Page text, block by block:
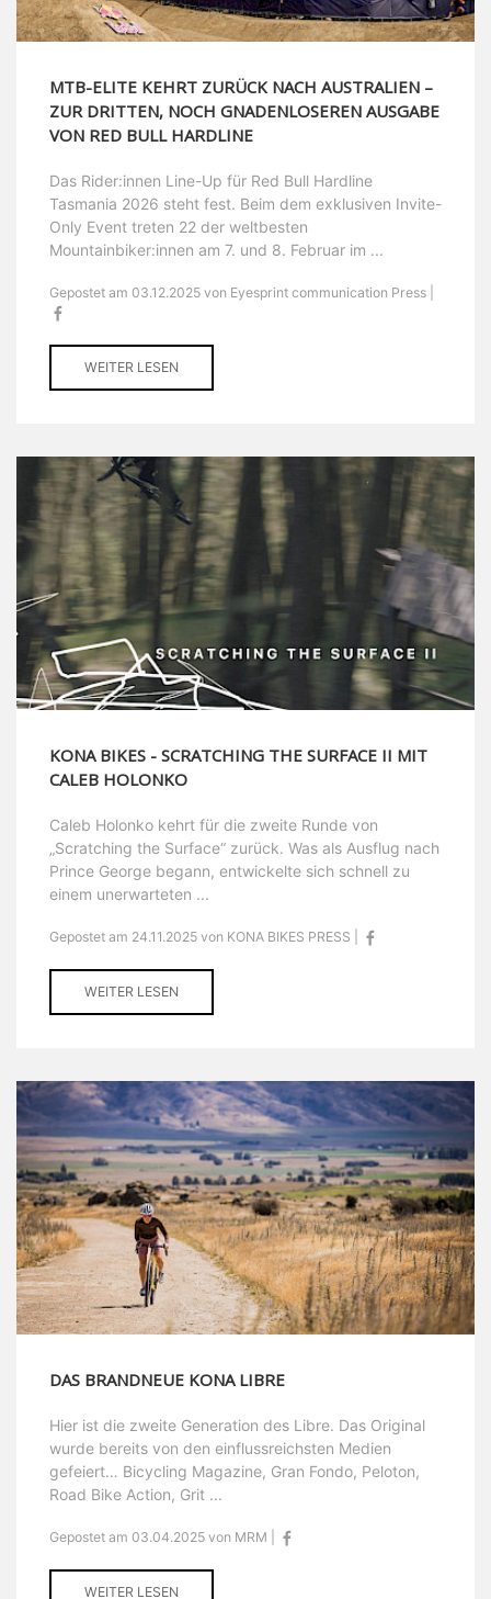
MTB-ELITE KEHRT ZURÜCK NACH AUSTRALIEN –
ZUR DRITTEN, NOCH GNADENLOSEREN AUSGABE
VON RED BULL HARDLINE
Das Rider:innen Line-Up für Red Bull Hardline
Tasmania 2026 steht fest. Beim dem exklusiven Invite-
Only Event treten 22 der weltbesten
Mountainbiker:innen am 7. und 8. Februar im ...
Gepostet am 03.12.2025 von Eyesprint communication Press |
WEITER LESEN
KONA BIKES - SCRATCHING THE SURFACE II MIT
CALEB HOLONKO
Caleb Holonko kehrt für die zweite Runde von
„Scratching the Surface“ zurück. Was als Ausflug nach
Prince George begann, entwickelte sich schnell zu
einem unerwarteten ...
Gepostet am 24.11.2025 von KONA BIKES PRESS |
WEITER LESEN
DAS BRANDNEUE KONA LIBRE
Hier ist die zweite Generation des Libre. Das Original
wurde bereits von den einflussreichsten Medien
gefeiert… Bicycling Magazine, Gran Fondo, Peloton,
Road Bike Action, Grit ...
Gepostet am 03.04.2025 von MRM |
WEITER LESEN